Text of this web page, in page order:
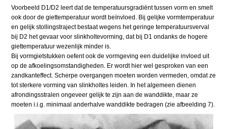
Voorbeeld D1/D2 leert dat de temperatuursgradiënt tussen vorm en smelt
ook door de giettemperatuur wordt beïnvloed. Bij gelijke vormtemperatuur
en gelijk stollingstraject bestaat wegens het geringe temperatuursverval
bij D2 het gevaar voor slinkholtevorming, dat bij D1 ondanks de hogere
giettemperatuur wezenlijk minder is.
Bij vormgietstukken oefent ook de vormgeving een duidelijke invloed uit
op de afkoelingsomstandigheden. Er wordt hier wel gesproken van een
zandkanteffect. Scherpe overgangen moeten worden vermeden, omdat ze
tot sterkere vorming van slinkholtes leiden. In het algemeen dienen
afrondingsstralen ongeveer gelijk te zijn aan de wanddikte, maar ze
moeten i.i.g. minimaal anderhalve wanddikte bedragen (zie afbeelding 7).